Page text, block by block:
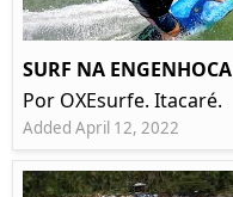
SURF NA
Por OXEsurfe. Itacaré.
Added April 12, 2022